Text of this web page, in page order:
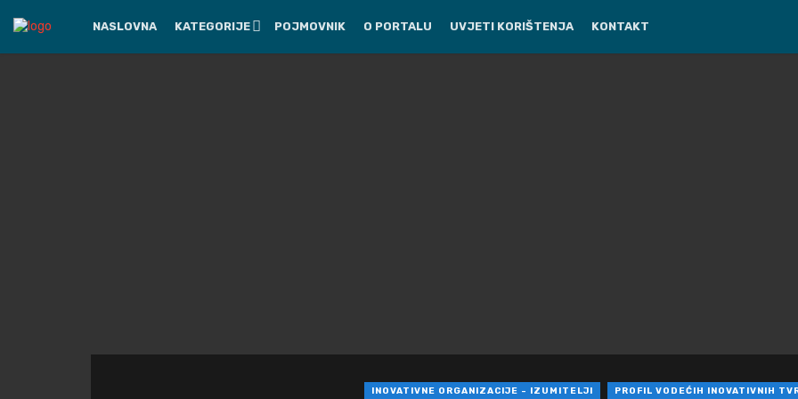
NASLOVNA KATEGORIJE POJMOVNIK O PORTALU UVJETI KORIŠTENJA KONTAKT
INOVATIVNE ORGANIZACIJE - IZUMITELJI PROFIL VODEĆIH INOVATIVNIH